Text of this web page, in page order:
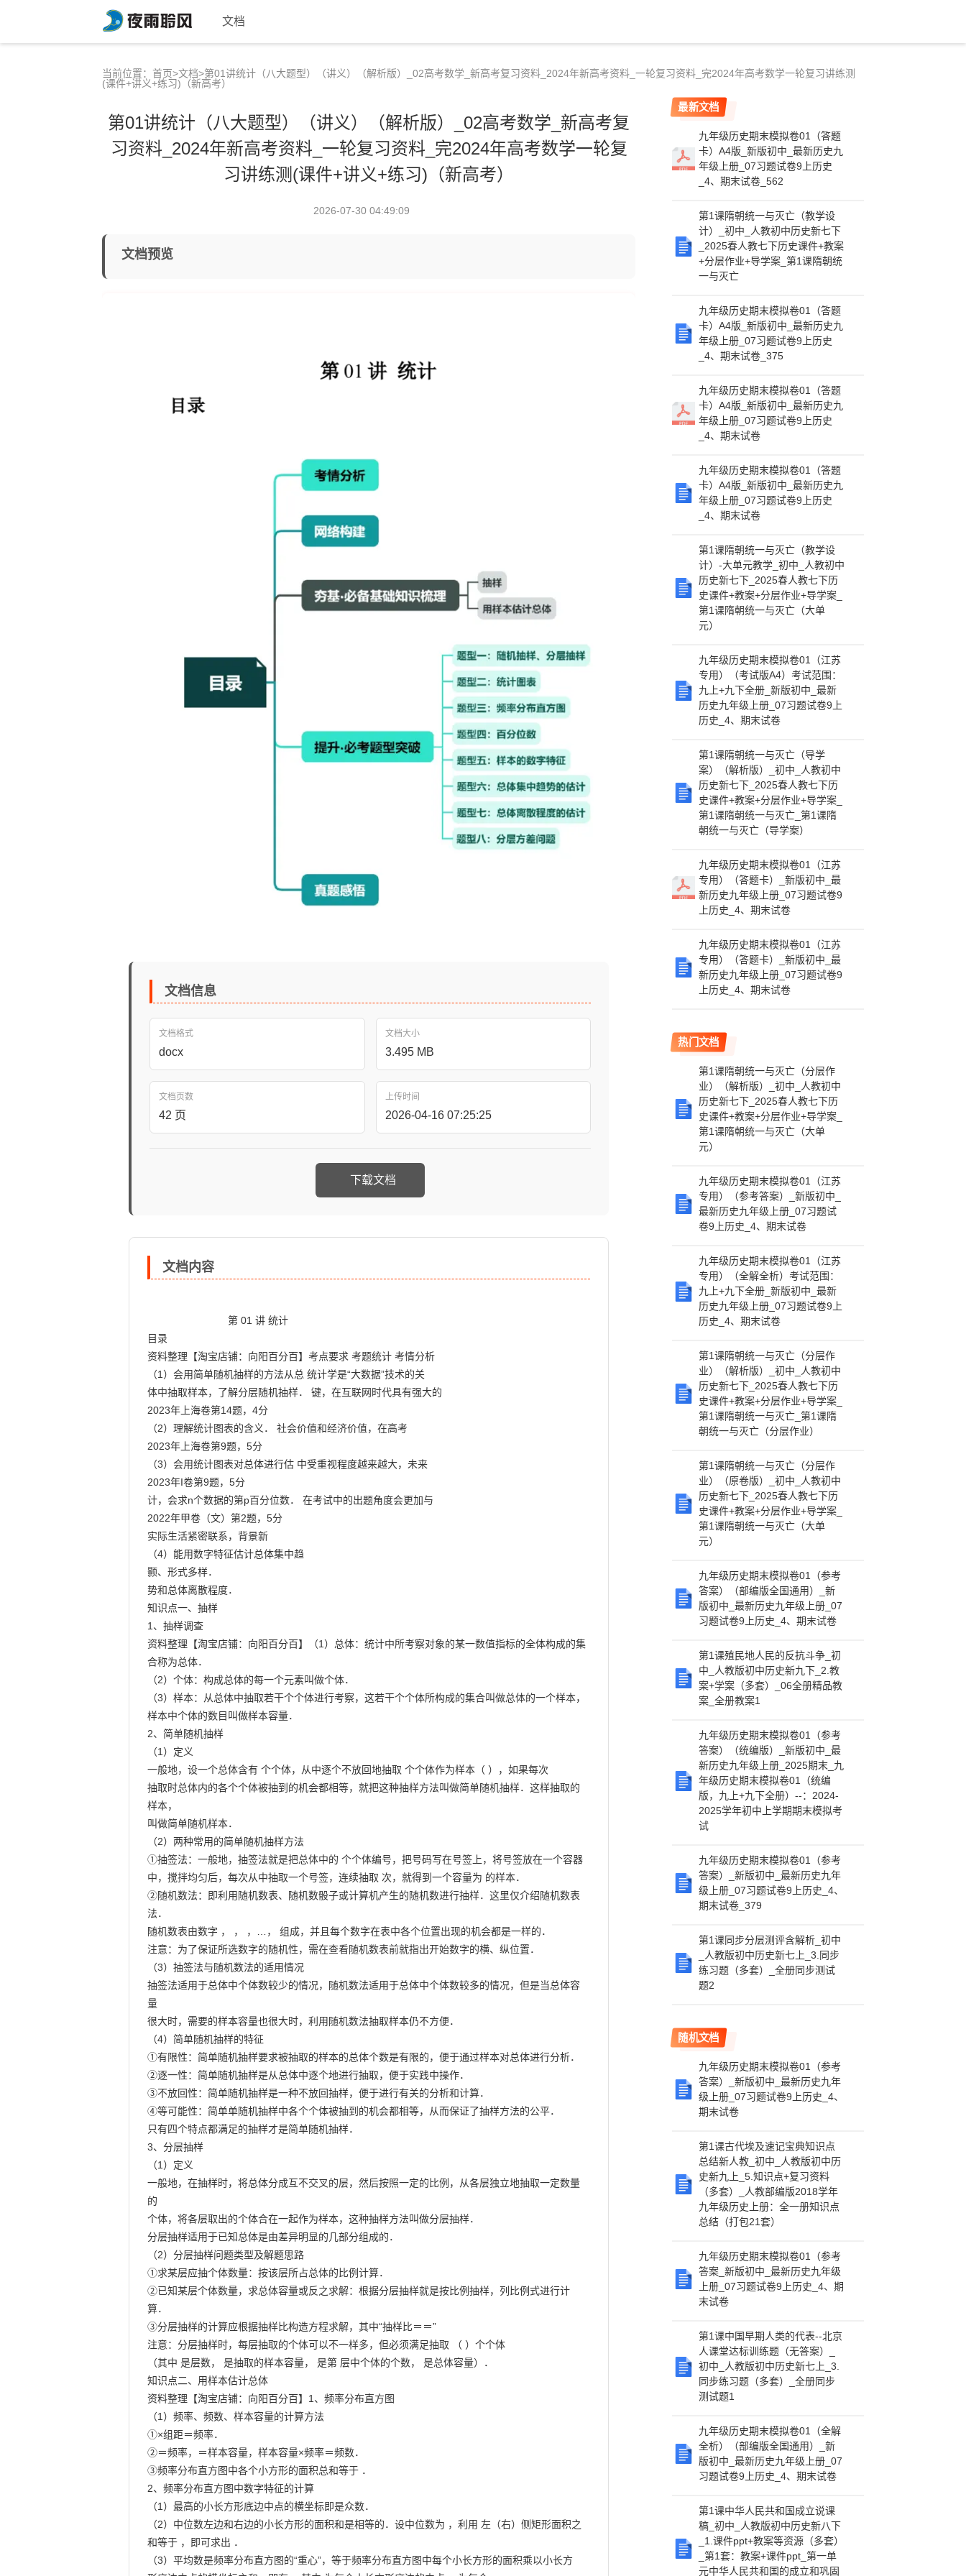
文档
当前位置： 首页>文档>第01讲统计（八大题型）（讲义）（解析版）_02高考数学_新高考复习资料_2024年新高考资料_一轮复习资料_完2024年高考数学一轮复习讲练测
(课件+讲义+练习)（新高考）
第01讲统计（八大题型）（讲义）（解析版）_02高考数学_新高考复
习资料_2024年新高考资料_一轮复习资料_完2024年高考数学一轮复
习讲练测(课件+讲义+练习)（新高考）
2026-07-30 04:49:09
文档预览
文档信息
文档格式
docx
文档大小
3.495 MB
文档页数
42 页
上传时间
2026-04-16 07:25:25
下载文档
文档内容
最新文档
九年级历史期末模拟卷01（答题
卡）A4版_新版初中_最新历史九
年级上册_07习题试卷9上历史
_4、期末试卷_562
第1课隋朝统一与灭亡（教学设
计）_初中_人教初中历史新七下
_2025春人教七下历史课件+教案
+分层作业+导学案_第1课隋朝统
一与灭亡
九年级历史期末模拟卷01（答题
卡）A4版_新版初中_最新历史九
年级上册_07习题试卷9上历史
_4、期末试卷_375
九年级历史期末模拟卷01（答题
卡）A4版_新版初中_最新历史九
年级上册_07习题试卷9上历史
_4、期末试卷
九年级历史期末模拟卷01（答题
卡）A4版_新版初中_最新历史九
年级上册_07习题试卷9上历史
_4、期末试卷
第1课隋朝统一与灭亡（教学设
计）-大单元教学_初中_人教初中
历史新七下_2025春人教七下历
史课件+教案+分层作业+导学案_
第1课隋朝统一与灭亡（大单
元）
九年级历史期末模拟卷01（江苏
专用）（考试版A4）考试范围：
九上+九下全册_新版初中_最新
历史九年级上册_07习题试卷9上
历史_4、期末试卷
第1课隋朝统一与灭亡（导学
案）（解析版）_初中_人教初中
历史新七下_2025春人教七下历
史课件+教案+分层作业+导学案_
第1课隋朝统一与灭亡_第1课隋
朝统一与灭亡（导学案）
九年级历史期末模拟卷01（江苏
专用）（答题卡）_新版初中_最
新历史九年级上册_07习题试卷9
上历史_4、期末试卷
九年级历史期末模拟卷01（江苏
专用）（答题卡）_新版初中_最
新历史九年级上册_07习题试卷9
上历史_4、期末试卷
热门文档
第1课隋朝统一与灭亡（分层作
业）（解析版）_初中_人教初中
历史新七下_2025春人教七下历
史课件+教案+分层作业+导学案_
第1课隋朝统一与灭亡（大单
元）
九年级历史期末模拟卷01（江苏
专用）（参考答案）_新版初中_
最新历史九年级上册_07习题试
卷9上历史_4、期末试卷
九年级历史期末模拟卷01（江苏
专用）（全解全析）考试范围：
九上+九下全册_新版初中_最新
历史九年级上册_07习题试卷9上
历史_4、期末试卷
第1课隋朝统一与灭亡（分层作
业）（解析版）_初中_人教初中
历史新七下_2025春人教七下历
史课件+教案+分层作业+导学案_
第1课隋朝统一与灭亡_第1课隋
朝统一与灭亡（分层作业）
第1课隋朝统一与灭亡（分层作
业）（原卷版）_初中_人教初中
历史新七下_2025春人教七下历
史课件+教案+分层作业+导学案_
第1课隋朝统一与灭亡（大单
元）
九年级历史期末模拟卷01（参考
答案）（部编版全国通用）_新
版初中_最新历史九年级上册_07
习题试卷9上历史_4、期末试卷
第1课殖民地人民的反抗斗争_初
中_人教版初中历史新九下_2.教
案+学案（多套）_06全册精品教
案_全册教案1
九年级历史期末模拟卷01（参考
答案）（统编版）_新版初中_最
新历史九年级上册_2025期末_九
年级历史期末模拟卷01（统编
版，九上+九下全册）--：2024-
2025学年初中上学期期末模拟考
试
九年级历史期末模拟卷01（参考
答案）_新版初中_最新历史九年
级上册_07习题试卷9上历史_4、
期末试卷_379
第1课同步分层测评含解析_初中
_人教版初中历史新七上_3.同步
练习题（多套）_全册同步测试
题2
随机文档
九年级历史期末模拟卷01（参考
答案）_新版初中_最新历史九年
级上册_07习题试卷9上历史_4、
期末试卷
第1课古代埃及速记宝典知识点
总结新人教_初中_人教版初中历
史新九上_5.知识点+复习资料
（多套）_人教部编版2018学年
九年级历史上册：全一册知识点
总结（打包21套）
九年级历史期末模拟卷01（参考
答案_新版初中_最新历史九年级
上册_07习题试卷9上历史_4、期
末试卷
第1课中国早期人类的代表--北京
人课堂达标训练题（无答案）_
初中_人教版初中历史新七上_3.
同步练习题（多套）_全册同步
测试题1
九年级历史期末模拟卷01（全解
全析）（部编版全国通用）_新
版初中_最新历史九年级上册_07
习题试卷9上历史_4、期末试卷
第1课中华人民共和国成立说课
稿_初中_人教版初中历史新八下
_1.课件ppt+教案等资源（多套）
_第1套：教案+课件ppt_第一单
元中华人民共和国的成立和巩固